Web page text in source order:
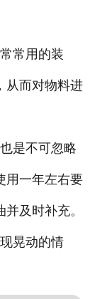
常用的装
从而对物料进
是不可忽略
用一年左右要
及时补充。
晃动的情